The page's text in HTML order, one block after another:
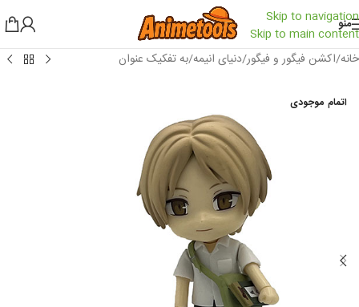
Skip to navigation
Skip to main content
منو
خانه/اکشن فیگور و فیگور/دنیای انیمه/به تفکیک عنوان
اتمام موجودی